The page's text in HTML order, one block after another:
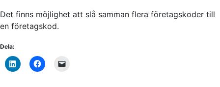
Det finns möjlighet att slå samman flera företagskoder till
en företagskod.
Dela: